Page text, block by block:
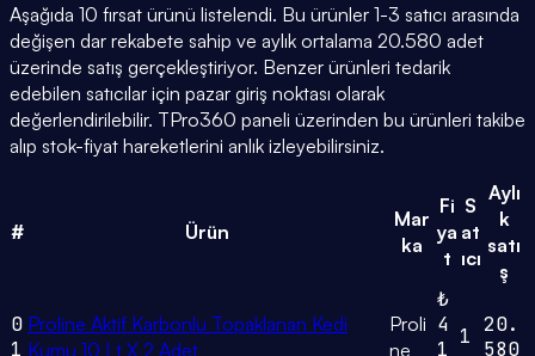
Aşağıda 10 fırsat ürünü listelendi. Bu ürünler 1-3 satıcı arasında
değişen dar rekabete sahip ve aylık ortalama 20.580 adet
üzerinde satış gerçekleştiriyor. Benzer ürünleri tedarik
edebilen satıcılar için pazar giriş noktası olarak
değerlendirilebilir. TPro360 paneli üzerinden bu ürünleri takibe
alıp stok-fiyat hareketlerini anlık izleyebilirsiniz.
# Ürün
Mar
ka
Fi
ya
t
S
at
ıcı
Aylı
k
satı
ş
0
1
Proline Aktif Karbonlu Topaklanan Kedi
Kumu 10 Lt X 2 Adet
Proli
ne
₺
4
1
1 20.
580